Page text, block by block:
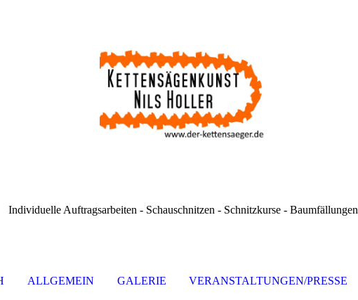
Individuelle Auftragsarbeiten - Schauschnitzen - Schnitzkurse - Baumfällungen
ALLGEMEIN GALERIE VERANSTALTUNGEN/PRESSE